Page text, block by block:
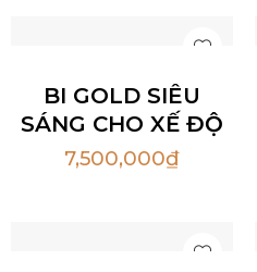
BI GOLD SIÊU
SÁNG CHO XẾ ĐỘ
7,500,000₫